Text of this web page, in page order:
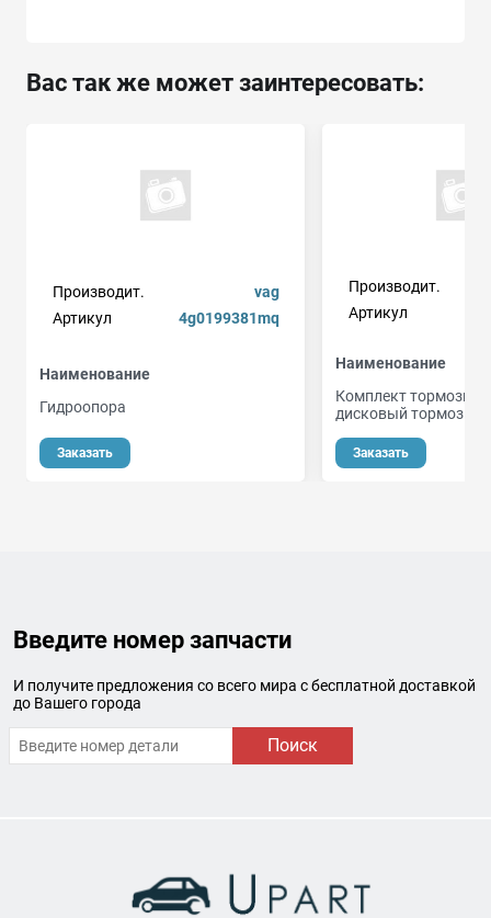
Вас так же может заинтересовать:
Производит.
vag
Артикул
4g0199381mq
Наименование
Гидроопора
Заказать
Производит.
Артикул
Наименование
Комплект
дисковый тормоз
Заказать
Введите номер запчасти
И получите предложения со всего мира с бесплатной доставкой
до Вашего города
Поиск